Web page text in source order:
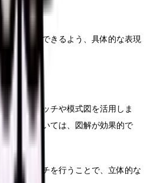
す。
時に理解できるよう、具体的な表現
単なスケッチや模式図を活用しま
走行については、図解が効果的で
らスケッチを行うことで、立体的な